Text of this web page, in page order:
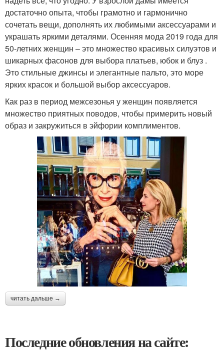
достаточно опыта, чтобы грамотно и гармонично
сочетать вещи, дополнять их любимыми аксессуарами и
украшать яркими деталями. Осенняя мода 2019 года для
50-летних женщин – это множество красивых силуэтов и
шикарных фасонов для выбора платьев, юбок и блуз .
Это стильные джинсы и элегантные пальто, это море
ярких красок и большой выбор аксессуаров.
Как раз в период межсезонья у женщин появляется
множество приятных поводов, чтобы примерить новый
образ и закружиться в эйфории комплиментов.
читать дальше →
Последние обновления на сайте: